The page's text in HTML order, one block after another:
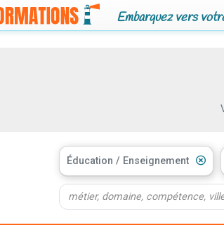
Embarquez vers
Éducation / Enseignement